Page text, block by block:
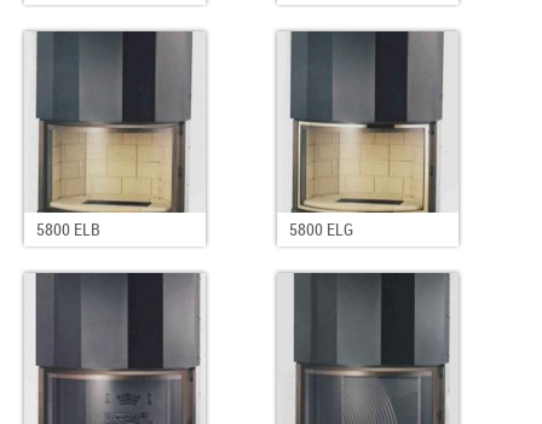
5800 ELB 5800 ELG